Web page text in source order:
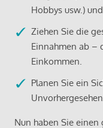
Hobbys usw.)
Ziehen Sie die
Einnahmen ab –
Einkommen.
Planen Sie ein
Nun haben Sie